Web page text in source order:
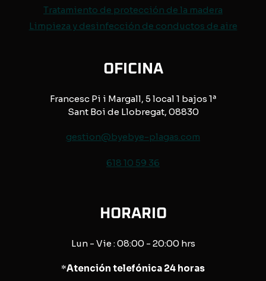
Tratamiento de protección de la madera
Limpieza y desinfección de conductos de aire
OFICINA
Francesc Pi i Margall, 5 local 1 bajos 1ª
Sant Boi de Llobregat, 08830
gestion@byebye-plagas.com
618 10 59 36
HORARIO
Lun - Vie : 08:00 - 20:00 hrs
*Atención telefónica 24 horas